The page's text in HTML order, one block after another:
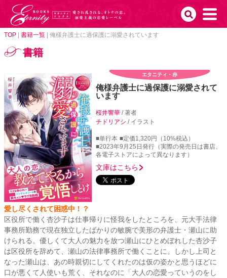
TOP 書籍一覧 俺様弁護士に過保護に溺愛されています
書籍
エタニティ・赤
俺様弁護士に過保護に溺愛されて
います
桜井響華/ 著者
チドリアシ / イラスト
■単行本 ■定価1,320円（10%税込）
■2023年9月25日発行（実際の発売日は書店、
各電子ストアによって異なります）
文庫はこちら
愛し尽くされて困惑中！？
区役所で働く杏沙子は仕事帰りに怪我をしたところを、元大手法律
事務所勤務で現在独立したばかりの敏腕で美形の弁護士・瀬山に助
けられる。優しくて大人の魅力を放つ瀬山にひとめぼれした杏沙子
は区役所を辞めて、瀬山の法律事務所で働くことに。しかし上司と
なった瀬山は、あの時親切にしてくれたのは仮の姿かと思うほどに
口が悪くて人使いも荒く、それなのに「大人の恋愛っていうのをし